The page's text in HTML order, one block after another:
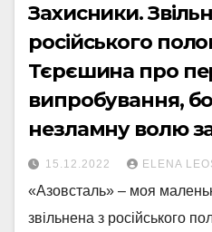
Захисники.
російського
Тєрєшина про
випробування,
незламну волю
«Азовсталі»
15.12.2022 ELENA
«Азовсталь» – моя
звільнена з російського